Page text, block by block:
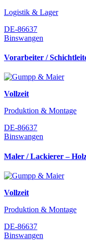
Logistik & Lager
DE-86637
Binswangen
Vorarbeiter /
Vollzeit
Produktion & Montage
DE-86637
Binswangen
Maler / Lackierer –
Vollzeit
Produktion & Montage
DE-86637
Binswangen